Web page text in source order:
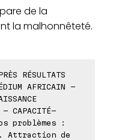
de la
la malhonnêteté.
RÉSULTATS
AFRICAIN -
- CAPACITÉ-
problèmes :
Attraction de